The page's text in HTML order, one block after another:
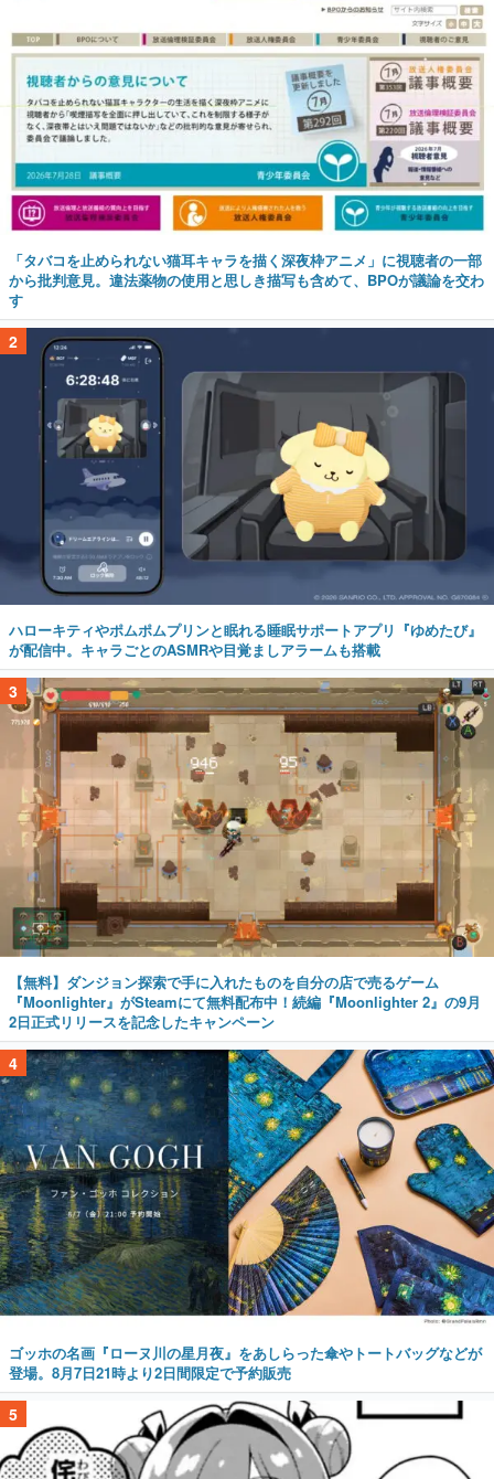
「タバコを止められない猫耳キャラを描く深夜枠アニメ」に視聴者の一部
から批判意見。違法薬物の使用と思しき描写も含めて、BPOが議論を交わ
す
2
ハローキティやポムポムプリンと眠れる睡眠サポートアプリ『ゆめたび』
が配信中。キャラごとのASMRや目覚ましアラームも搭載
3
【無料】ダンジョン探索で手に入れたものを自分の店で売るゲーム
『Moonlighter』がSteamにて無料配布中！続編『Moonlighter 2』の9月
2日正式リリースを記念したキャンペーン
4
ゴッホの名画『ローヌ川の星月夜』をあしらった傘やトートバッグなどが
登場。8月7日21時より2日間限定で予約販売
5